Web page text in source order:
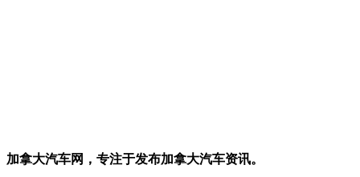
加拿大汽车网，专注于发布加拿大汽车资讯。